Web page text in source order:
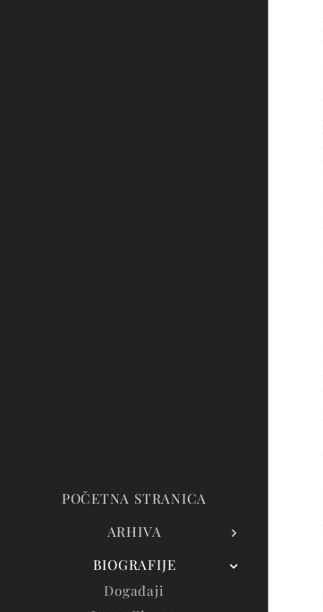
POČETNA STRANICA
ARHIVA
BIOGRAFIJE
Događaji